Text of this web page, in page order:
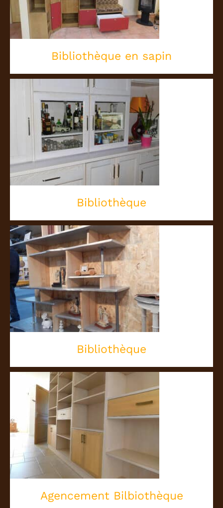
Bibliothèque en sapin
Bibliothèque
Bibliothèque
Bibliothèque
Bibliothèque
Agencement Bilbiothèque
Agencement Bilbiothèque